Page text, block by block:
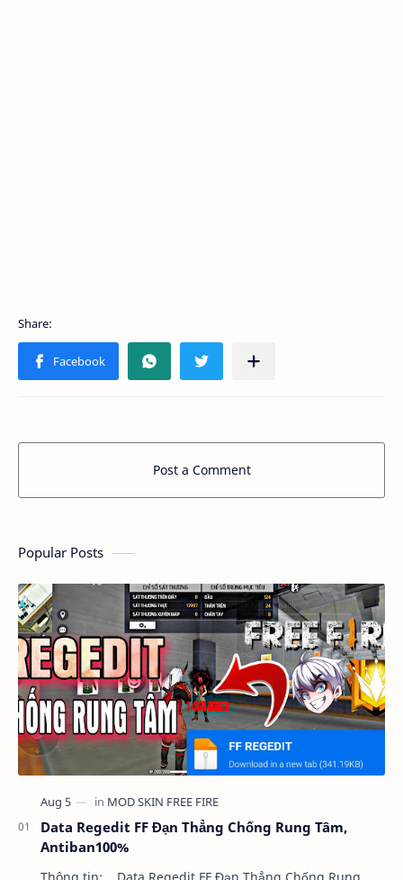
Post a Comment
Popular Posts
Data Regedit FF Đạn Thẳng Chống Rung Tâm,
Antiban100%